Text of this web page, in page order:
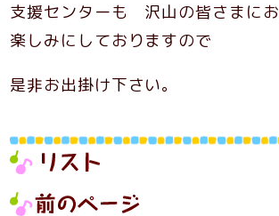
支援センターも 沢山の皆さまに
楽しみにしておりますので
是非お出掛け下さい。